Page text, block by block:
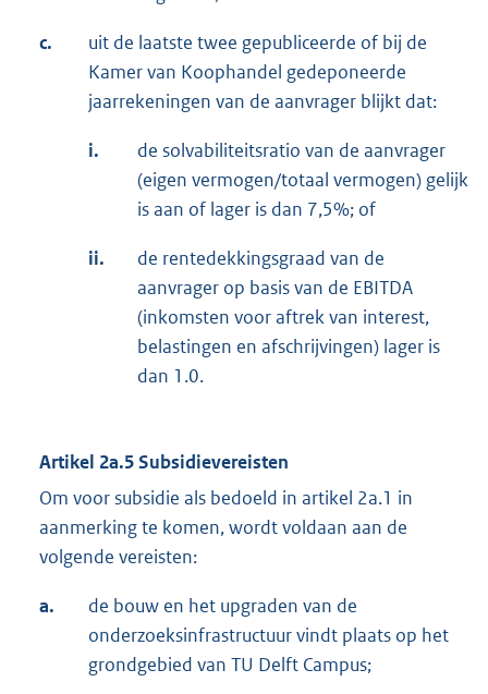
c.
uit de laatste twee gepubliceerde of bij de
Kamer van Koophandel gedeponeerde
jaarrekeningen van de aanvrager blijkt dat:
i.
de solvabiliteitsratio van de aanvrager
(eigen vermogen/totaal vermogen) gelijk
is aan of lager is dan 7,5%; of
ii.
de rentedekkingsgraad van de
aanvrager op basis van de EBITDA
(inkomsten voor aftrek van interest,
belastingen en afschrijvingen) lager is
dan 1.0.
Artikel 2a.5 Subsidievereisten
Om voor subsidie als bedoeld in artikel 2a.1 in
aanmerking te komen, wordt voldaan aan de
volgende vereisten:
a.
de bouw en het upgraden van de
onderzoeksinfrastructuur vindt plaats op het
grondgebied van TU Delft Campus;